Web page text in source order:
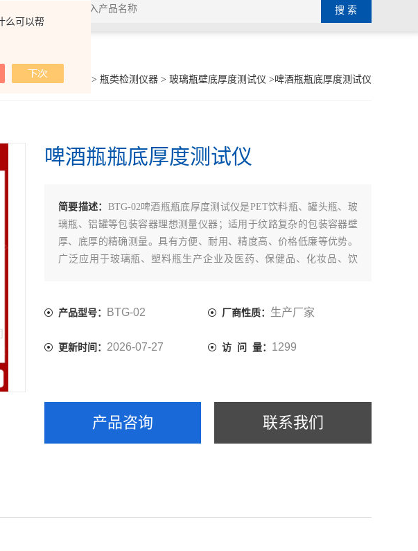
么可以帮
： 首页> > 瓶类检测仪器> 玻璃瓶壁底厚度测试仪 >啤酒瓶瓶底厚度测试仪
啤酒瓶瓶底厚度测试仪
简要描述： BTG-02啤酒瓶瓶底厚度测试仪是PET饮料瓶、罐头瓶、玻
璃瓶、铝罐等包装容器理想测量仪器；适用于纹路复杂的包装容器壁
厚、底厚的精确测量。具有方便、耐用、精度高、价格低廉等优势。
广泛应用于玻璃瓶、塑料瓶生产企业及医药、保健品、化妆品、饮
产品型号： BTG-02 厂商性质： 生产厂家
更新时间： 2026-07-27 访 问 量： 1299
产品咨询 联系我们